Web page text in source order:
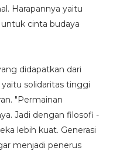
Harapannya yaitu
cinta budaya
didapatkan dari
solidaritas tinggi
"Permainan
Jadi dengan filosofi -
lebih kuat. Generasi
menjadi penerus